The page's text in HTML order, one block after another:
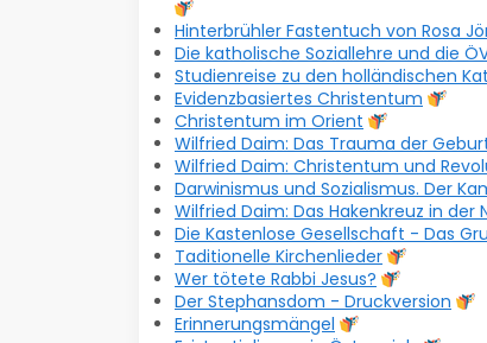
Hinterbrühler Fastentuch von Rosa
Die katholische Soziallehre und die
Studienreise zu den holländischen
Evidenzbasiertes Christentum
Christentum im Orient
Wilfried Daim: Das Trauma der
Wilfried Daim: Christentum und
Darwinismus und Sozialismus. Der
Wilfried Daim: Das Hakenkreuz in der
Die Kastenlose Gesellschaft - Das
Taditionelle Kirchenlieder
Wer tötete Rabbi Jesus?
Der Stephansdom - Druckversion
Erinnerungsmängel